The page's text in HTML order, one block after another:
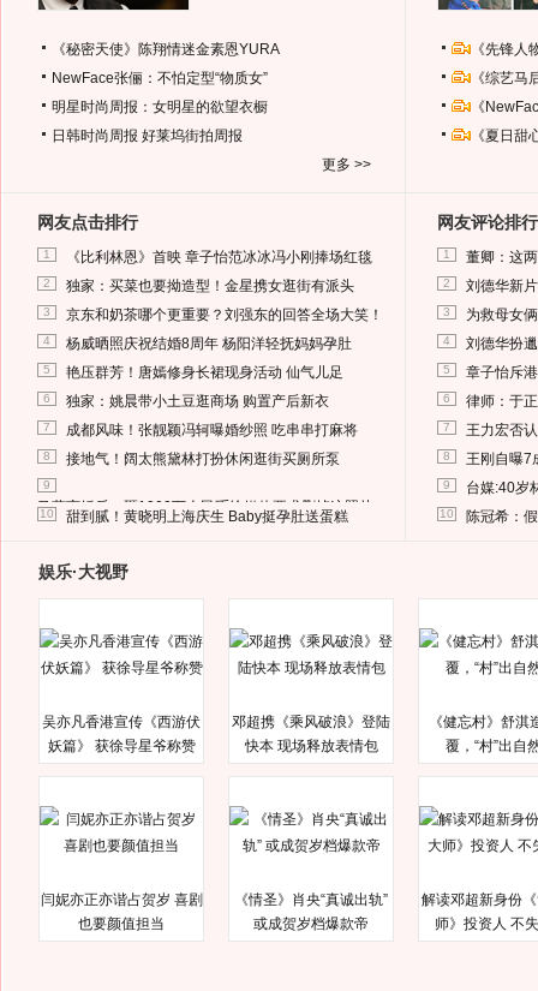
《秘密天使》陈翔情迷金素恩YURA
NewFace张俪：不怕定型“物质女”
明星时尚周报：女明星的欲望衣橱
日韩时尚周报 好莱坞街拍周报
更多 >>
《先锋
《综艺
《
《夏日
网友点击排行
1 《比利林恩》首映 章子怡范冰冰冯小刚捧场红毯
2 独家：买菜也要拗造型！金星携女逛街有派头
3 京东和奶茶哪个更重要？刘强东的回答全场大笑！
4 杨威晒照庆祝结婚8周年 杨阳洋轻抚妈妈孕肚
5 艳压群芳！唐嫣修身长裙现身活动 仙气儿足
6 独家：姚晨带小土豆逛商场 购置产后新衣
7 成都风味！张靓颖冯轲曝婚纱照 吃串串打麻将
8 接地气！阔太熊黛林打扮休闲逛街买厕所泵
9
马蓉离婚后，砸1000万人民币给媒体要求删掉这照片
10 甜到腻！黄晓明上海庆生 Baby挺孕肚送蛋糕
网友评论排行
1 董卿：这
2 刘德华新
3 为救母女
4 刘德华扮
5 章子怡斥
6 律师：于
7 王力宏否
8 王刚自曝7
9 台媒:40岁
10 陈冠希：
娱乐·大视野
吴亦凡香港宣传《西游伏
妖篇》 获徐导星爷称赞
邓超携《乘风破浪》登陆
快本 现场释放表情包
《健忘村》舒淇
覆，“村”出自
闫妮亦正亦谐占贺岁 喜剧
也要颜值担当
《情圣》肖央“真诚出轨”
或成贺岁档爆款帝
解读邓超新身份
师》投资人 不